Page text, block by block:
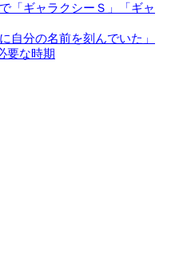
「ギャラクシーＳ」「ギャ
自分の名前を刻んでいた」
要な時期